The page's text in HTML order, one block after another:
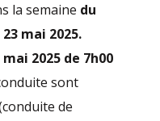
la semaine du
mai 2025.
2025 de 7h00
sont
de